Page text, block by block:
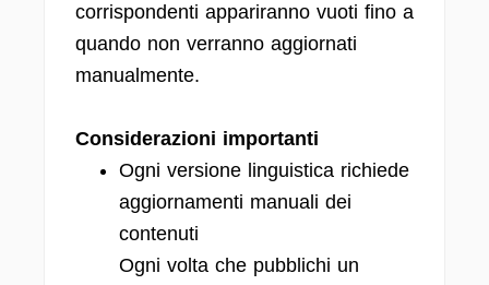
corrispondenti appariranno vuoti fino a
quando non verranno aggiornati
manualmente.
Considerazioni importanti
Ogni versione linguistica richiede
aggiornamenti manuali dei
contenuti
Ogni volta che pubblichi un